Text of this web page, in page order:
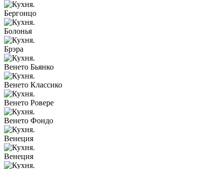
Бергонцо
Болонья
Брэра
Венето Бьянко
Венето Классико
Венето Ровере
Венето Фондо
Венеция
Венеция